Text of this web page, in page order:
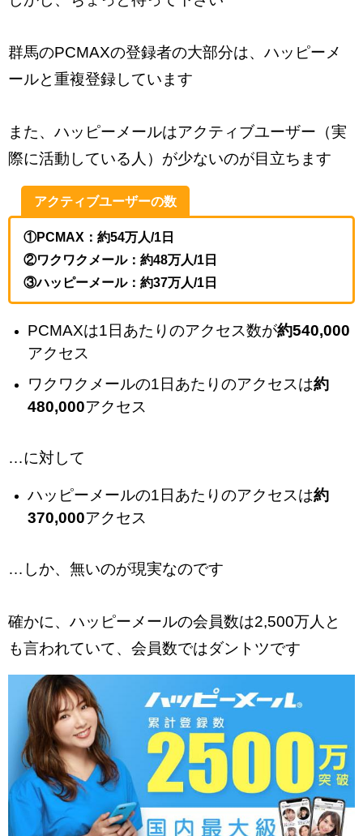
群馬のPCMAXの登録者の大部分は、ハッピーメ
ールと重複登録しています
また、ハッピーメールはアクティブユーザー（実
際に活動している人）が少ないのが目立ちます
アクティブユーザーの数
①PCMAX：約54万人/1日
②ワクワクメール：約48万人/1日
③ハッピーメール：約37万人/1日
PCMAXは1日あたりのアクセス数が約540,000
アクセス
ワクワクメールの1日あたりのアクセスは約
480,000アクセス
…に対して
ハッピーメールの1日あたりのアクセスは約
370,000アクセス
…しか、無いのが現実なのです
確かに、ハッピーメールの会員数は2,500万人と
も言われていて、会員数ではダントツです